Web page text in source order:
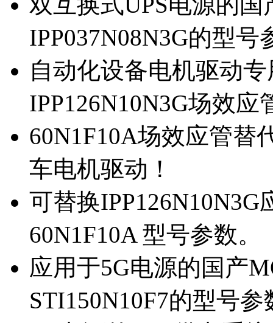
IPP037N08N3G的型号
自动化设备电机驱动
IPP126N10N3G场效应
60N1F10A场效应管替
车电机驱动！
可替换
60N1F10A 型号参数。
应用于5G电源的国产
STI150N10F7的型号参